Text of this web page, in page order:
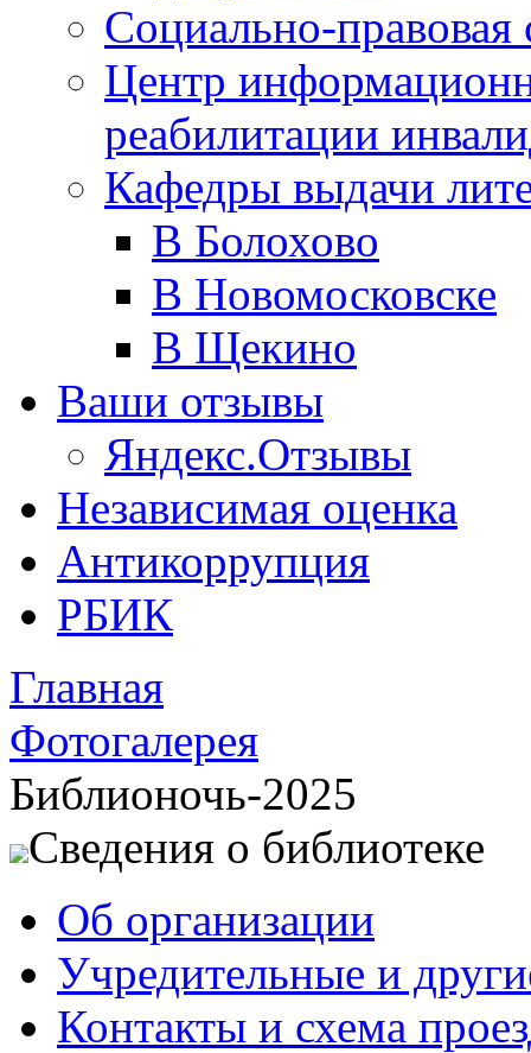
Социально-правовая
Центр
реабилитации
Кафедры выдачи
В Болохово
В Новомосковске
В Щекино
Ваши отзывы
Яндекс.Отзывы
Независимая оценка
Антикоррупция
РБИК
Главная
Фотогалерея
Библионочь-2025
Сведения о библиотеке
Об организации
Учредительные и
Контакты и схема